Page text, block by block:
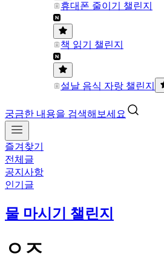
휴대폰 줄이기 챌린지
책 읽기 챌린지
설날 음식 자랑 챌린지
궁금한 내용을 검색해보세요
즐겨찾기
전체글
공지사항
인기글
물 마시기 챌린지
ㅇㅈ